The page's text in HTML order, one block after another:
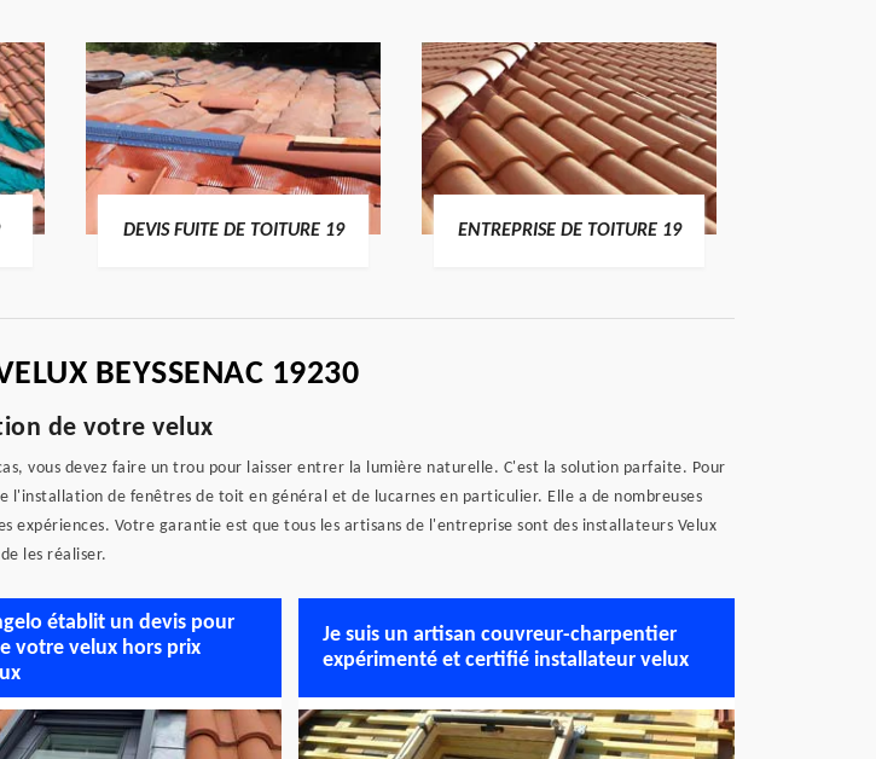
DEVIS FUITE DE TOITURE 19 ENTREPRISE DE TOITURE 19
BEYSSENAC 19230
de votre velux
vous devez faire un trou pour laisser entrer la lumière naturelle. C'est la solution parfaite. Pour
de fenêtres de toit en général et de lucarnes en particulier. Elle a de nombreuses
Votre garantie est que tous les artisans de l'entreprise sont des installateurs Velux
les réaliser.
établit un devis pour
votre velux hors prix
Je suis un artisan couvreur-charpentier
expérimenté et certifié installateur velux